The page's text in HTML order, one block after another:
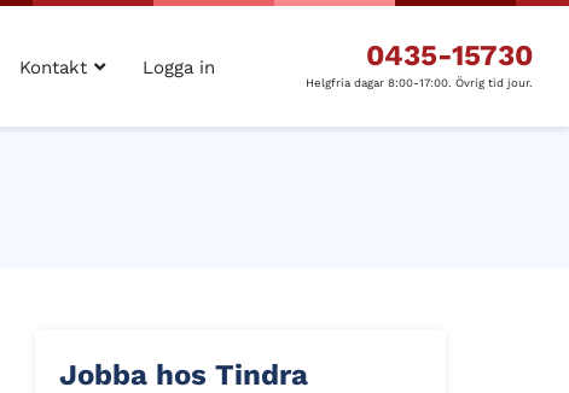
Kontakt Logga in 0435-15730
Helgfria dagar 8:00-17:00. Övrig tid jour.
Jobba hos Tindra